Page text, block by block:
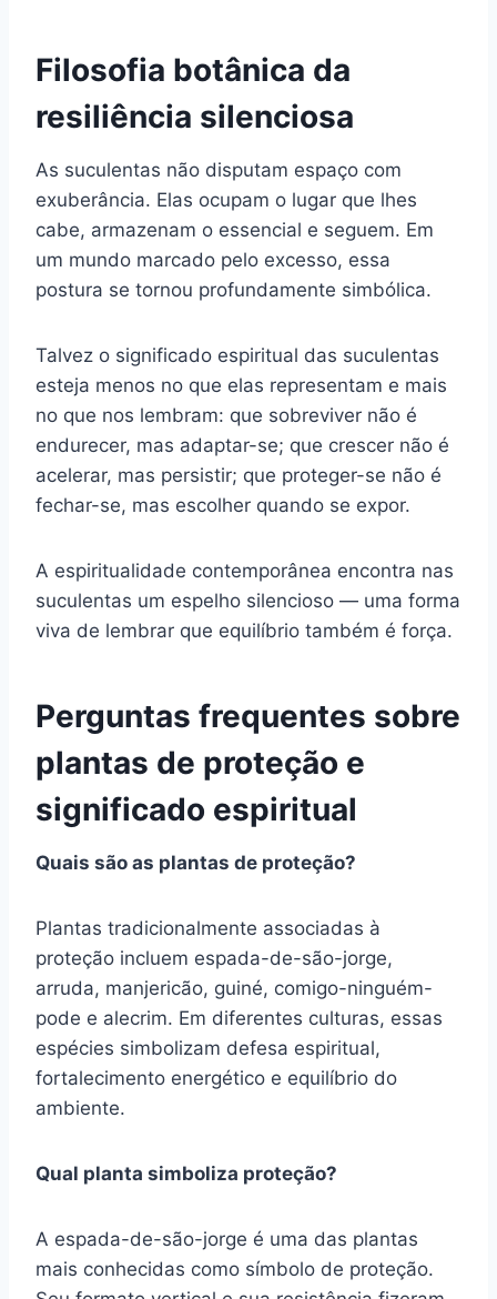
Filosofia botânica da
resiliência silenciosa
As suculentas não disputam espaço com
exuberância. Elas ocupam o lugar que lhes
cabe, armazenam o essencial e seguem. Em
um mundo marcado pelo excesso, essa
postura se tornou profundamente simbólica.
Talvez o significado espiritual das suculentas
esteja menos no que elas representam e mais
no que nos lembram: que sobreviver não é
endurecer, mas adaptar-se; que crescer não é
acelerar, mas persistir; que proteger-se não é
fechar-se, mas escolher quando se expor.
A espiritualidade contemporânea encontra nas
suculentas um espelho silencioso — uma forma
viva de lembrar que equilíbrio também é força.
Perguntas frequentes sobre
plantas de proteção e
significado espiritual
Quais são as plantas de proteção?
Plantas tradicionalmente associadas à
proteção incluem espada-de-são-jorge,
arruda, manjericão, guiné, comigo-ninguém-
pode e alecrim. Em diferentes culturas, essas
espécies simbolizam defesa espiritual,
fortalecimento energético e equilíbrio do
ambiente.
Qual planta simboliza proteção?
A espada-de-são-jorge é uma das plantas
mais conhecidas como símbolo de proteção.